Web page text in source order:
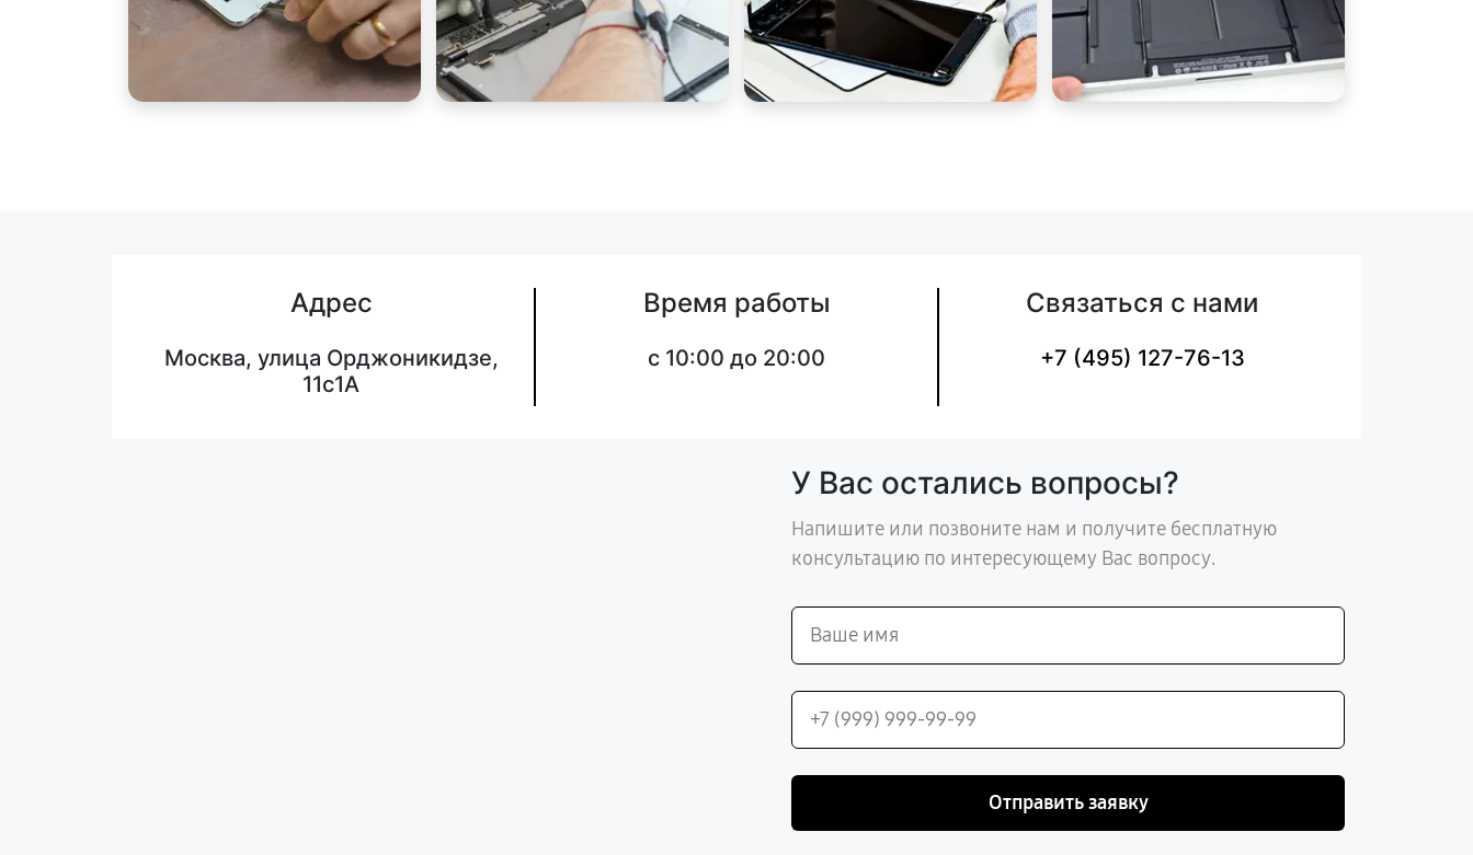
Адрес
Москва, улица Орджоникидзе,
11с1А
Время работы
с 10:00 до 20:00
Связаться с нами
+7 (495) 127-76-13
У Вас остались вопросы?
Напишите или позвоните нам и получите бесплатную
консультацию по интересующему Вас вопросу.
Отправить заявку